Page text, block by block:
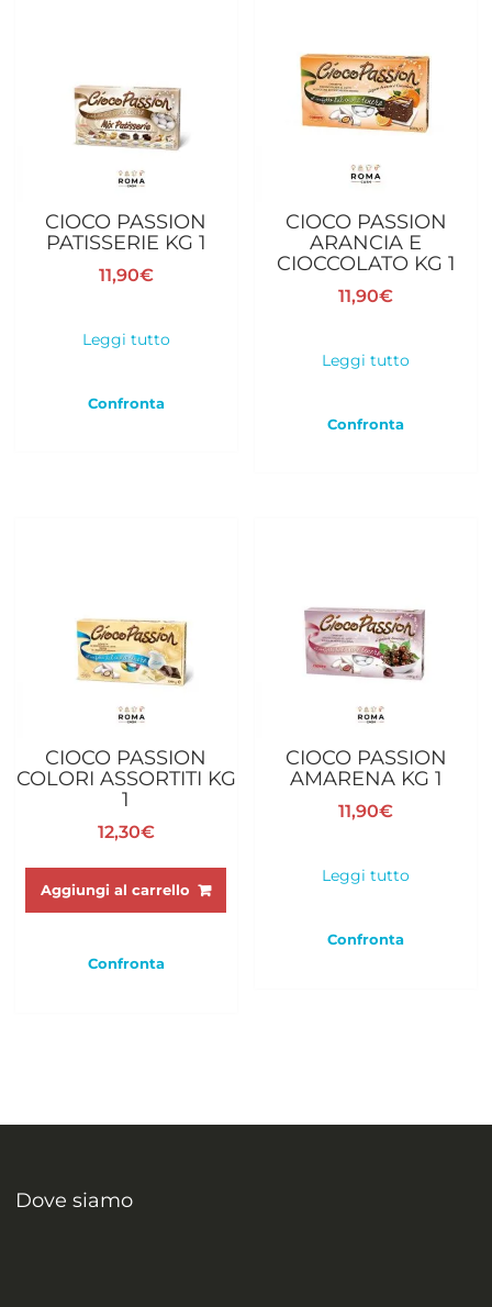
CIOCO PASSION
PATISSERIE KG 1
11,90€
Leggi tutto
Confronta
CIOCO PASSION
ARANCIA E
CIOCCOLATO KG 1
11,90€
Leggi tutto
Confronta
CIOCO PASSION
COLORI ASSORTITI KG
1
12,30€
Aggiungi al carrello
Confronta
CIOCO PASSION
AMARENA KG 1
11,90€
Leggi tutto
Confronta
Dove siamo